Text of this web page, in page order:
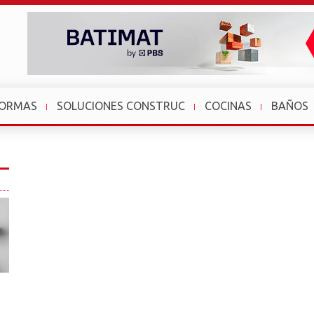
SOLUCIONES CONSTRUC COCINAS BAÑOS